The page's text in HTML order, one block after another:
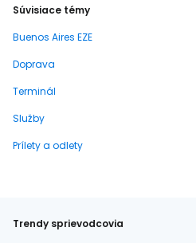
Súvisiace témy
Buenos Aires EZE
Doprava
Terminál
Služby
Prílety a odlety
Trendy sprievodcovia